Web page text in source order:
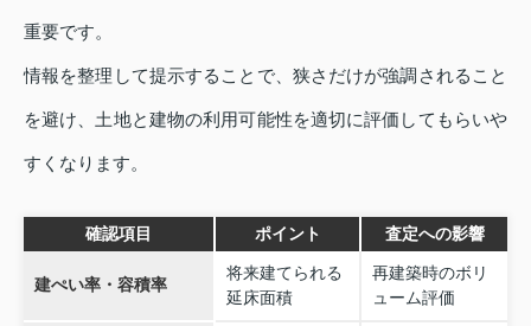
重要です。
情報を整理して提示することで、狭さだけが強調されること
を避け、土地と建物の利用可能性を適切に評価してもらいや
すくなります。
確認項目 ポイント 査定への影響
建ぺい率・容積率
将来建てられる
延床面積
再建築時のボリ
ューム評価